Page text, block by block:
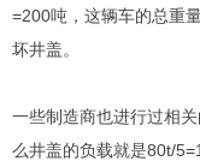
=200吨，这辆车的总重
坏井盖。
一些制造商也进行过相
么井盖的负载就是80t/